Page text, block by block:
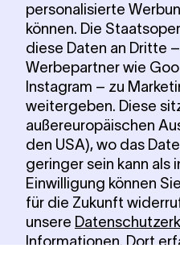
personalisierte
können. Die
diese Daten an Dritte
Werbepartner wie
Instagram – zu
weitergeben. Diese
außereuropäischen
den USA), wo das
geringer sein kann als
Einwilligung können
für die Zukunft
unsere
Informationen. Dort